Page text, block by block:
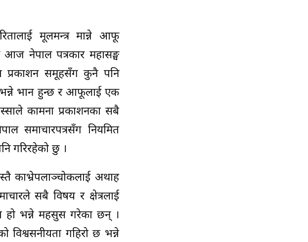
मूलमन्त्र मान्ने आफू
आज नेपाल पत्रकार महासङ्घ
प्रकाशन समूहसँग कुनै पनि
भन्ने भान हुन्छ र आफूलाई एक
कामना प्रकाशनका सबै
समाचारपत्रसँग नियमित
गरिरहेको छु ।
काभ्रेपलाञ्चोकलाई अथाह
सबै विषय र क्षेत्रलाई
हो भन्ने महसुस गरेका छन् ।
विश्वसनीयता गहिरो छ भन्ने